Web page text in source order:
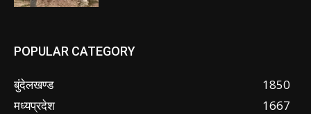
POPULAR CATEGORY
बुंदेलखण्ड
1850
मध्यप्रदेश
1667